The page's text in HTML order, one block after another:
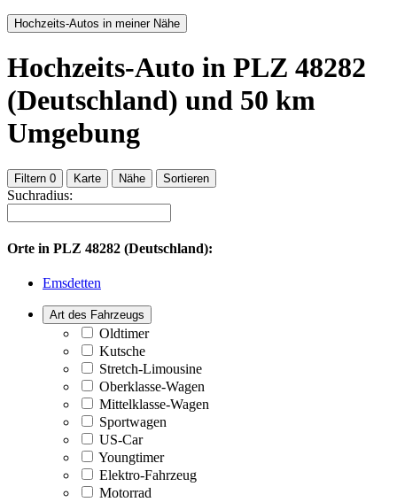
Hochzeits-Autos in meiner Nähe
Hochzeits-Auto in PLZ 48282
(Deutschland) und 50 km
Umgebung
Filtern 0 Karte Nähe Sortieren
Suchradius:
Orte in PLZ 48282 (Deutschland):
Emsdetten
Art des Fahrzeugs
Oldtimer
Kutsche
Stretch-Limousine
Oberklasse-Wagen
Mittelklasse-Wagen
Sportwagen
US-Car
Youngtimer
Elektro-Fahrzeug
Motorrad